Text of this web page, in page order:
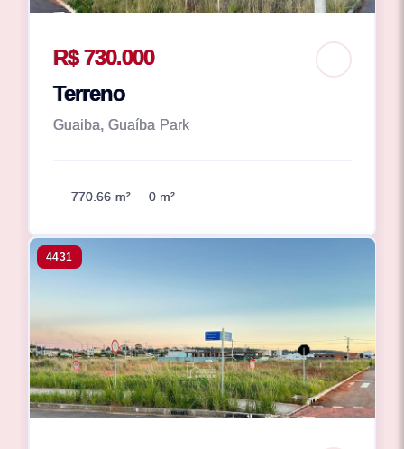
R$ 730.000
Terreno
Guaiba, Guaíba Park
770.66 m² 0 m²
4431